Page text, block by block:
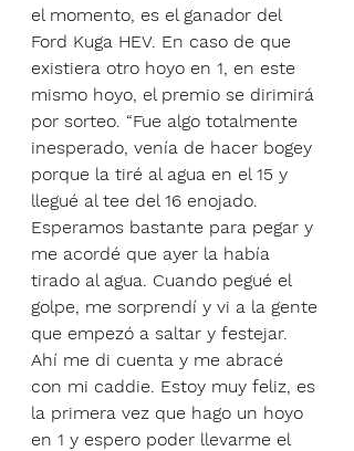
el momento, es el ganador del
Ford Kuga HEV. En caso de que
existiera otro hoyo en 1, en este
mismo hoyo, el premio se dirimirá
por sorteo. “Fue algo totalmente
inesperado, venía de hacer bogey
porque la tiré al agua en el 15 y
llegué al tee del 16 enojado.
Esperamos bastante para pegar y
me acordé que ayer la había
tirado al agua. Cuando pegué el
golpe, me sorprendí y vi a la gente
que empezó a saltar y festejar.
Ahí me di cuenta y me abracé
con mi caddie. Estoy muy feliz, es
la primera vez que hago un hoyo
en 1 y espero poder llevarme el